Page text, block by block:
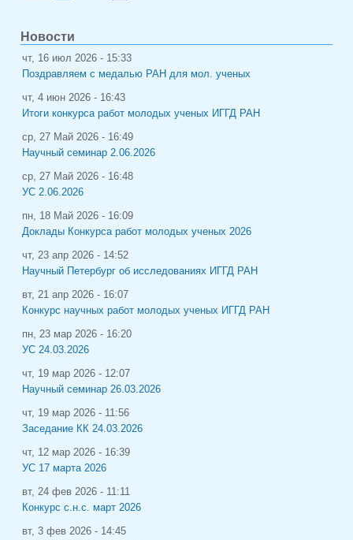
Новости
чт, 16 июл 2026 - 15:33
Поздравляем с медалью РАН для мол. ученых
чт, 4 июн 2026 - 16:43
Итоги конкурса работ молодых ученых ИГГД РАН
ср, 27 Май 2026 - 16:49
Научный семинар 2.06.2026
ср, 27 Май 2026 - 16:48
УС 2.06.2026
пн, 18 Май 2026 - 16:09
Доклады Конкурса работ молодых ученых 2026
чт, 23 апр 2026 - 14:52
Научный Петербург об исследованиях ИГГД РАН
вт, 21 апр 2026 - 16:07
Конкурс научных работ молодых ученых ИГГД РАН
пн, 23 мар 2026 - 16:20
УС 24.03.2026
чт, 19 мар 2026 - 12:07
Научный семинар 26.03.2026
чт, 19 мар 2026 - 11:56
Заседание КК 24.03.2026
чт, 12 мар 2026 - 16:39
УС 17 марта 2026
вт, 24 фев 2026 - 11:11
Конкурс с.н.с. март 2026
вт, 3 фев 2026 - 14:45